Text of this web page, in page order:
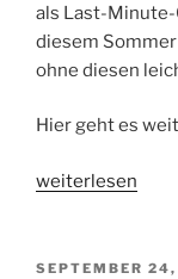
als Last-Minute-
diesem
ohne diesen
Hier geht es
„Häkelanleitung
im
weiterlesen
SEPTEMBER